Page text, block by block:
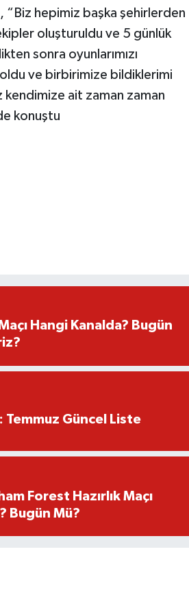
“Biz hepimiz başka şehirlerden
oluşturuldu ve 5 günlük
sonra oyunlarımızı
oldu ve birbirimize bildiklerimi
kendimize ait zaman zaman
konuştu
Hangi Kanalda? Bugün
Temmuz Güncel Liste
Forest Hazırlık Maçı
Bugün Mü?